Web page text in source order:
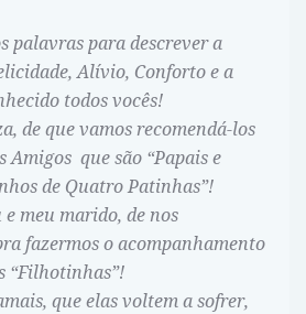
palavras para descrever a
Alívio, Conforto e a
todos vocês!
de que vamos recomendá-los
Amigos que são “Papais e
de Quatro Patinhas”!
e meu marido, de nos
fazermos o acompanhamento
“Filhotinhas”!
que elas voltem a sofrer,